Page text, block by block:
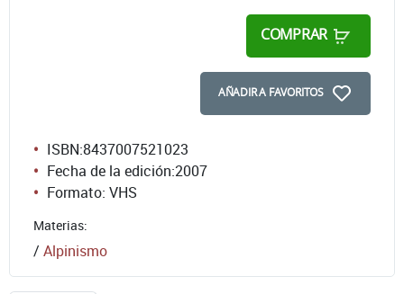
COMPRAR
AÑADIR A FAVORITOS
ISBN:8437007521023
Fecha de la edición:2007
Formato: VHS
Materias:
/ Alpinismo